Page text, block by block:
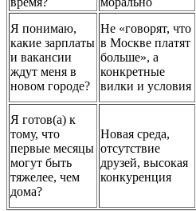
Я понимаю,
какие зарплаты
и вакансии
ждут меня в
новом городе?
Не «говорят, что
в Москве платят
больше», а
конкретные
вилки и условия
Я готов(а) к
тому, что
первые месяцы
могут быть
тяжелее, чем
дома?
Новая среда,
отсутствие
друзей, высокая
конкуренция